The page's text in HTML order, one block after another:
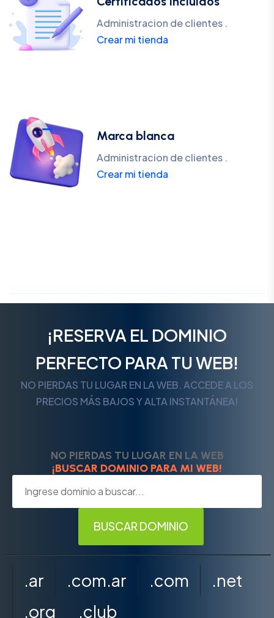
Administracion de clientes .
Crear mi tienda
Marca blanca
Administracion de clientes .
Crear mi tienda
¡RESERVA EL DOMINIO
PERFECTO PARA TU WEB!
NO PIERDAS TU LUGAR EN LA WEB. ACCEDE A LOS
PRECIOS MÁS BAJOS Y ALTA INSTANTÁNEA!
NO PIERDAS TU LUGAR EN LA WEB
¡BUSCAR DOMINIO PARA MI WEB!
.ar .com.ar .com
.net
.org
.club